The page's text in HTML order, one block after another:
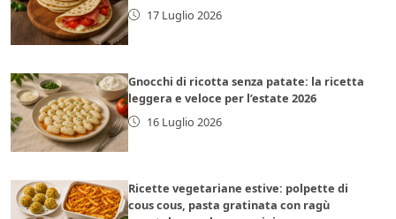
17 Luglio 2026
Gnocchi di ricotta senza patate: la ricetta
leggera e veloce per l’estate 2026
16 Luglio 2026
Ricette vegetariane estive: polpette di
cous cous, pasta gratinata con ragù